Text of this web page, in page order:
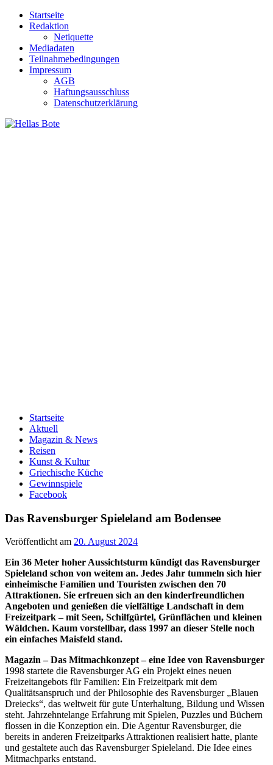
Zum
Inhalt
Startseite
Redaktion
Netiquette
Mediadaten
Teilnahmebedingungen
Impressum
AGB
Haftungsausschluss
Datenschutzerklärung
Startseite
Aktuell
Magazin & News
Reisen
Kunst & Kultur
Griechische Küche
Gewinnspiele
Facebook
Das Ravensburger Spieleland am Bodensee
Veröffentlicht am 20. August 2024
Ein 36 Meter hoher Aussichtsturm kündigt das Ravensburger
Spieleland schon von weitem an. Jedes Jahr tummeln sich hier
einheimische Familien und Touristen zwischen den 70
Attraktionen. Sie erfreuen sich an den kinderfreundlichen
Angeboten und genießen die vielfältige Landschaft in dem
Freizeitpark – mit Seen, Schilfgürtel, Grünflächen und kleinen
Wäldchen. Kaum vorstellbar, dass 1997 an dieser Stelle noch
ein einfaches Maisfeld stand.
Magazin – Das Mitmachkonzept – eine Idee von Ravensburger
1998 startete die Ravensburger AG ein Projekt eines neuen
Freizeitangebots für Familien: Ein Freizeitpark mit dem
Qualitätsanspruch und der Philosophie des Ravensburger „Blauen
Dreiecks“, das weltweit für gute Unterhaltung, Bildung und Wissen
steht. Jahrzehntelange Erfahrung mit Spielen, Puzzles und Büchern
flossen in die Konzeption ein. Die Agentur Ravensburger, die
bereits in anderen Freizeitparks Attraktionen realisiert hatte, plante
und gestaltete auch das Ravensburger Spieleland. Die Idee eines
Mitmachparks entstand.